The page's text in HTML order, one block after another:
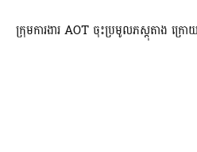
ក្រុមការងារ AOT ចុះប្រមូលភស្តុតាង ក្រ